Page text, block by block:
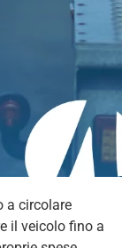
a circolare
il veicolo fino a